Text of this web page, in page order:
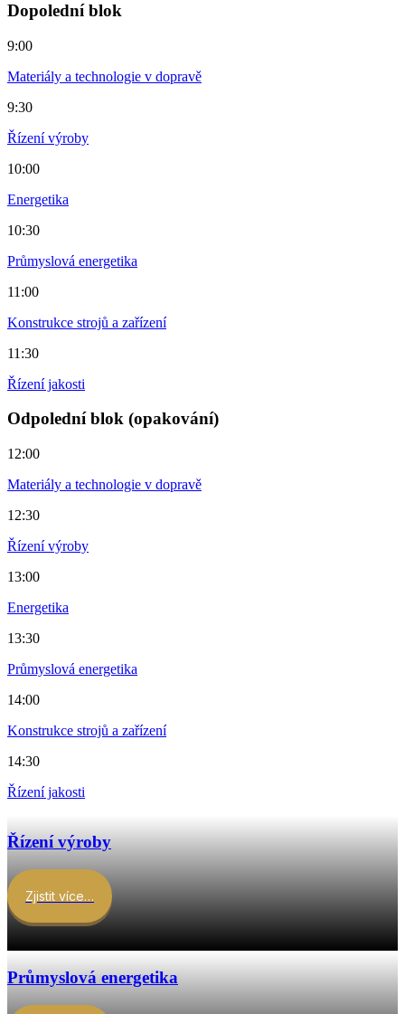
Dopolední blok
9:00
Materiály a technologie v dopravě
9:30
Řízení výroby
10:00
Energetika
10:30
Průmyslová energetika
11:00
Konstrukce strojů a zařízení
11:30
Řízení jakosti
Odpolední blok (opakování)
12:00
Materiály a technologie v dopravě
12:30
Řízení výroby
13:00
Energetika
13:30
Průmyslová energetika
14:00
Konstrukce strojů a zařízení
14:30
Řízení jakosti
Řízení výroby
Zjistit více…
Průmyslová energetika